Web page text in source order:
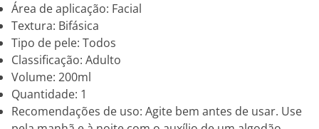
Área de aplicação: Facial
Textura: Bifásica
Tipo de pele: Todos
Classificação: Adulto
Volume: 200ml
Quantidade: 1
Recomendações de uso: Agite bem antes de usar. Use